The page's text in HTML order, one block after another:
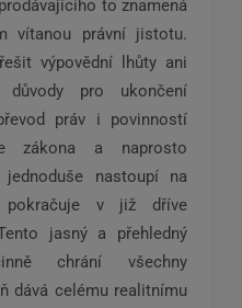
to znamená
vítanou právní jistotu.
výpovědní lhůty ani
pro ukončení
práv i povinností
zákona a naprosto
nastoupí na
v již dříve
jasný a přehledný
chrání všechny
dává celému realitnímu